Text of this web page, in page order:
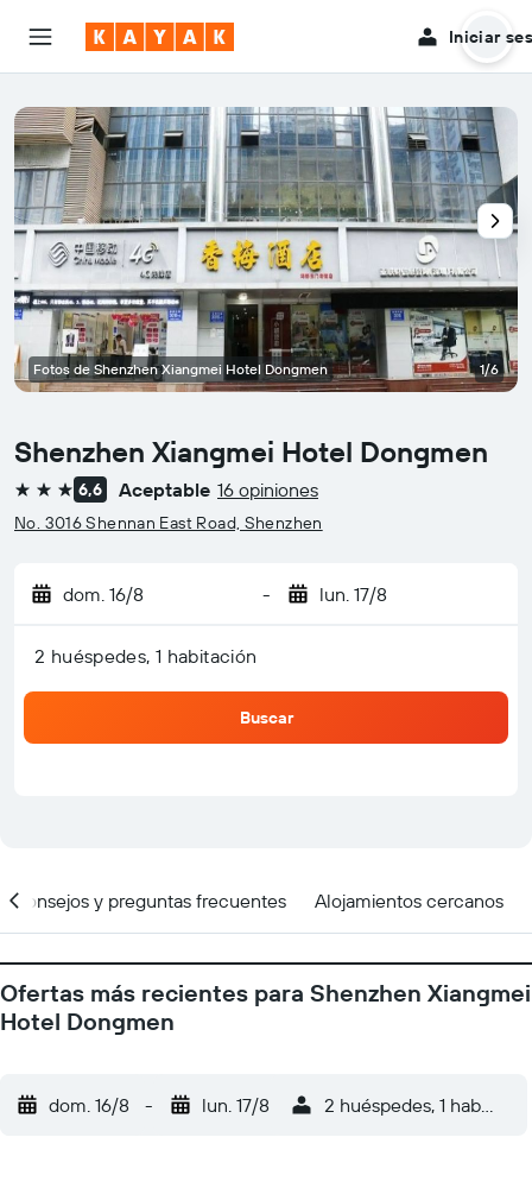
Iniciar
Shenzhen Xiangmei Hotel Dongmen
3 estrellas
6,6 Aceptable 16 opiniones
No. 3016 Shennan East Road, Shenzhen
dom. 16/8 - lun. 17/8
2 huéspedes, 1 habitación
Buscar
Fotos de Shenzhen Xiangmei Hotel Dongmen 1/6
Consejos y preguntas frecuentes Alojamientos cercanos
Ofertas más recientes para Shenzhen Xiangmei
Hotel Dongmen
dom. 16/8 - lun. 17/8 2 huéspedes, 1